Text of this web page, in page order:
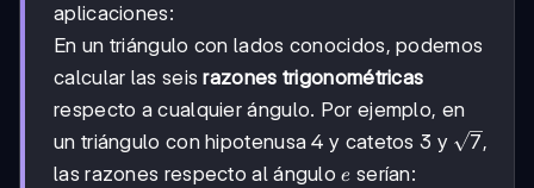
aplicaciones:
En un triángulo con lados conocidos, podemos
calcular las seisrazones trigonométricas
respecto a cualquier ángulo. Por ejemplo, en
un triángulo con hipotenusa 4 y catetos 3 y \sqrt{7}
7,
las razones respecto al ánguloe
e serían: